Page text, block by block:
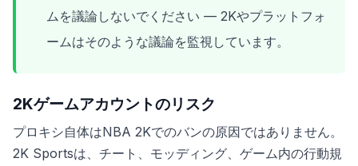
ムを議論しないでください — 2Kやプラットフォ
ームはそのような議論を監視しています。
2Kゲームアカウントのリスク
プロキシ自体はNBA 2Kでのバンの原因ではありません。
2K Sportsは、チート、モッディング、ゲーム内の行動規